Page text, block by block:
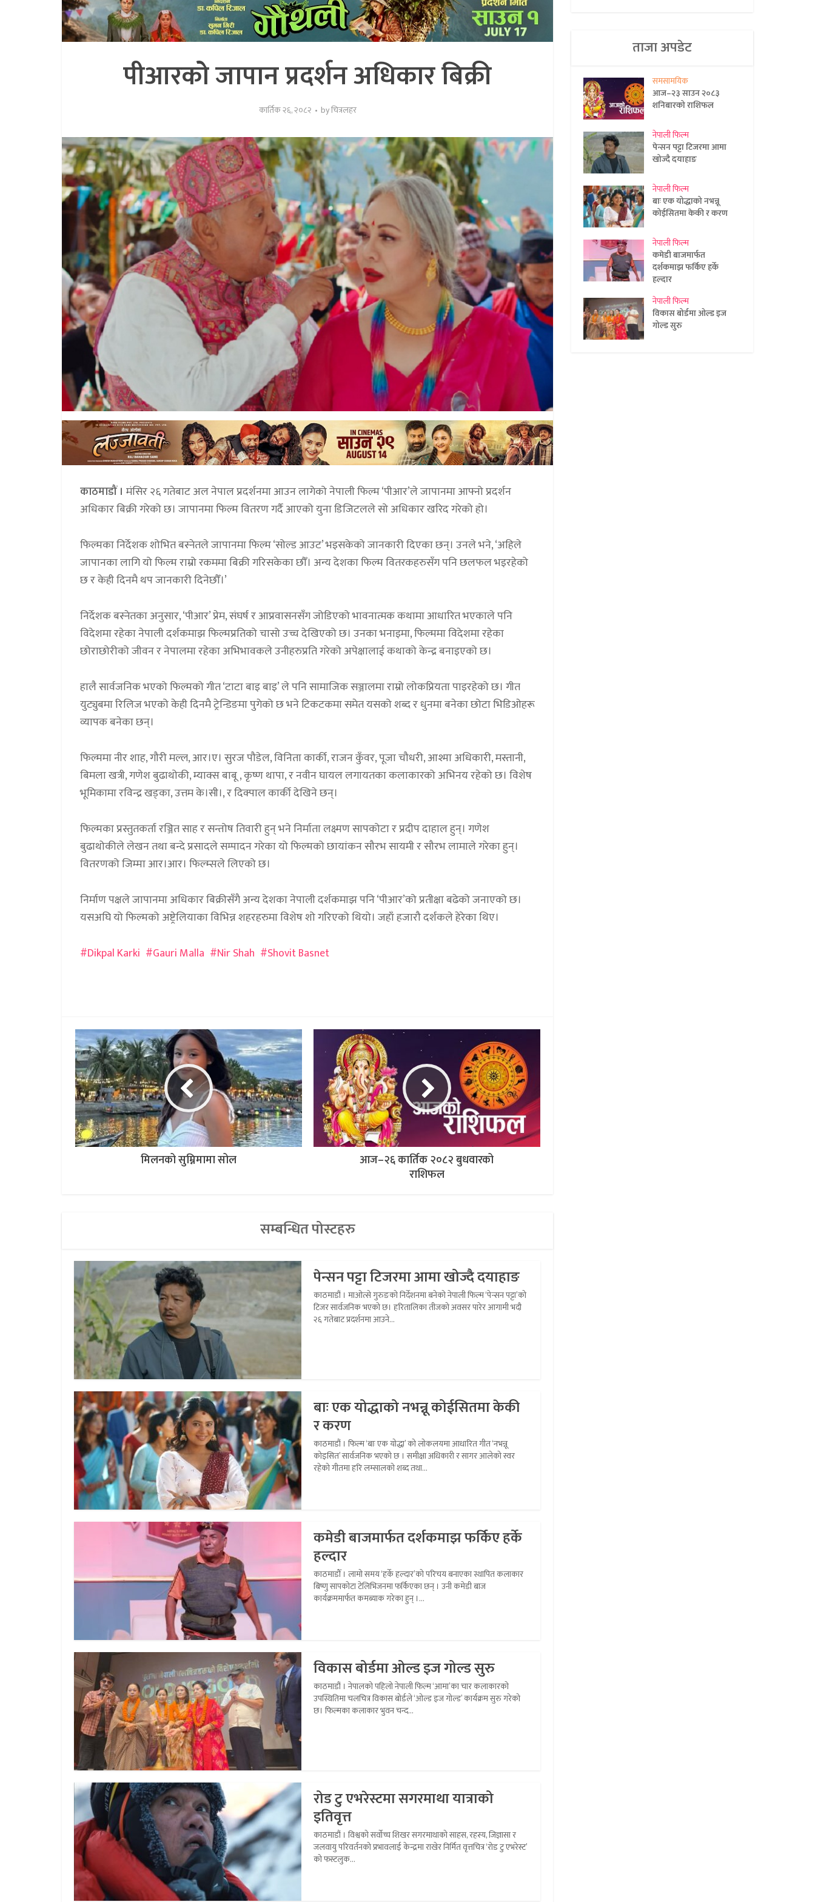
पीआरको जापान प्रदर्शन अधिकार बिक्री
कार्तिक २६, २०८२ byचित्रलहर
काठमाडौं । मंसिर २६ गतेबाट अल नेपाल प्रदर्शनमा आउन लागेको नेपाली फिल्म ‘पीआर’ले जापानमा आफ्नो प्रदर्शन
अधिकार बिक्री गरेको छ। जापानमा फिल्म वितरण गर्दै आएको युना डिजिटलले सो अधिकार खरिद गरेको हो।
फिल्मका निर्देशक शोभित बस्नेतले जापानमा फिल्म ‘सोल्ड आउट’ भइसकेको जानकारी दिएका छन्। उनले भने, ‘अहिले
जापानका लागि यो फिल्म राम्रो रकममा बिक्री गरिसकेका छौँ। अन्य देशका फिल्म वितरकहरुसँग पनि छलफल भइरहेको
छ र केही दिनमै थप जानकारी दिनेछौँ।’
निर्देशक बस्नेतका अनुसार, ‘पीआर’ प्रेम, संघर्ष र आप्रवासनसँग जोडिएको भावनात्मक कथामा आधारित भएकाले पनि
विदेशमा रहेका नेपाली दर्शकमाझ फिल्मप्रतिको चासो उच्च देखिएको छ। उनका भनाइमा, फिल्ममा विदेशमा रहेका
छोराछोरीको जीवन र नेपालमा रहेका अभिभावकले उनीहरुप्रति गरेको अपेक्षालाई कथाको केन्द्र बनाइएको छ।
हालै सार्वजनिक भएको फिल्मको गीत ‘टाटा बाइ बाइ’ ले पनि सामाजिक सञ्जालमा राम्रो लोकप्रियता पाइरहेको छ। गीत
युट्युबमा रिलिज भएको केही दिनमै ट्रेन्डिङमा पुगेको छ भने टिकटकमा समेत यसको शब्द र धुनमा बनेका छोटा भिडिओहरू
व्यापक बनेका छन्।
फिल्ममा नीर शाह, गौरी मल्ल, आर।ए। सुरज पौडेल, विनिता कार्की, राजन कुँवर, पूजा चौधरी, आश्मा अधिकारी, मस्तानी,
बिमला खत्री, गणेश बुढाथोकी, म्याक्स बाबू , कृष्ण थापा, र नवीन घायल लगायतका कलाकारको अभिनय रहेको छ। विशेष
भूमिकामा रविन्द्र खड्का, उत्तम के।सी।, र दिक्पाल कार्की देखिने छन्।
फिल्मका प्रस्तुतकर्ता रञ्जित साह र सन्तोष तिवारी हुन् भने निर्माता लक्ष्मण सापकोटा र प्रदीप दाहाल हुन्। गणेश
बुढाथोकीले लेखन तथा बन्दे प्रसादले सम्पादन गरेका यो फिल्मको छायांकन सौरभ सायमी र सौरभ लामाले गरेका हुन्।
वितरणको जिम्मा आर।आर। फिल्म्सले लिएको छ।
निर्माण पक्षले जापानमा अधिकार बिक्रीसँगै अन्य देशका नेपाली दर्शकमाझ पनि ‘पीआर’को प्रतीक्षा बढेको जनाएको छ।
यसअघि यो फिल्मको अष्ट्रेलियाका विभिन्न शहरहरुमा विशेष शो गरिएको थियो। जहाँ हजारौ दर्शकले हेरेका थिए।
Dikpal Karki
Gauri Malla Nir Shah Shovit Basnet
मिलनको सुम्निमामा सोल
आज–२६ कार्तिक २०८२ बुधवारको
राशिफल
सम्बन्धित पोस्टहरु
पेन्सन पट्टा टिजरमा आमा खोज्दै दयाहाङ
काठमाडौं । माओत्से गुरुङको निर्देशनमा बनेको नेपाली फिल्म ‘पेन्सन पट्टा’को
टिजर सार्वजनिक भएको छ। हरितालिका तीजको अवसर पारेर आगामी भदौ
२६ गतेबाट प्रदर्शनमा आउने...
बाः एक योद्धाको नभन्नू कोईसितमा केकी
र करण
काठमाडौं । फिल्म ‘बाः एक योद्धा’ को लोकलयमा आधारित गीत ‘नभन्नू
कोइसित’ सार्वजनिक भएको छ । समीक्षा अधिकारी र सागर आलेको स्वर
रहेको गीतमा हरि लम्सालको शब्द तथा...
कमेडी बाजमार्फत दर्शकमाझ फर्किए हर्के
हल्दार
काठमाडौँ । लामो समय ‘हर्के हल्दार’को परिचय बनाएका स्थापित कलाकार
बिष्णु सापकोटा टेलिभिजनमा फर्किएका छन् । उनी कमेडी बाज
कार्यक्रममार्फत कमब्याक गरेका हुन् ।...
विकास बोर्डमा ओल्ड इज गोल्ड सुरु
काठमाडौं । नेपालको पहिलो नेपाली फिल्म ‘आमा’का चार कलाकारको
उपस्थितिमा चलचित्र विकास बोर्डले ‘ओल्ड इज गोल्ड’ कार्यक्रम सुरु गरेको
छ। फिल्मका कलाकार भुवन चन्द...
रोड टु एभरेस्टमा सगरमाथा यात्राको
इतिवृत्त
काठमाडौं । विश्वको सर्वोच्च शिखर सगरमाथाको साहस, रहस्य, जिज्ञासा र
जलवायु परिवर्तनको प्रभावलाई केन्द्रमा राखेर निर्मित वृत्तचित्र ‘रोड टु एभरेस्ट’
को फस्टलुक...
ताजा अपडेट
समसामयिक
आज–२३ साउन २०८३
शनिबारको राशिफल
नेपाली फिल्म
पेन्सन पट्टा टिजरमा आमा
खोज्दै दयाहाङ
नेपाली फिल्म
बाः एक योद्धाको नभन्नू
कोईसितमा केकी र करण
नेपाली फिल्म
कमेडी बाजमार्फत
दर्शकमाझ फर्किए हर्के
हल्दार
नेपाली फिल्म
विकास बोर्डमा ओल्ड इज
गोल्ड सुरु